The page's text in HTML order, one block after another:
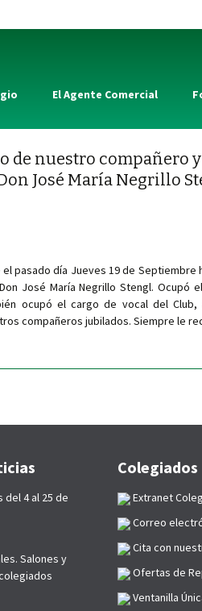
El Agente Comercial
de nuestro compañero
José María Negrillo
pasado día Jueves 19 de
José María Negrillo Stengl.
ocupó el cargo de vocal del
compañeros jubilados. Siempre le
4 al 25 de
Salones y
Colegiados
Extranet
Correo
Cita con
Ofertas de
Ventanilla